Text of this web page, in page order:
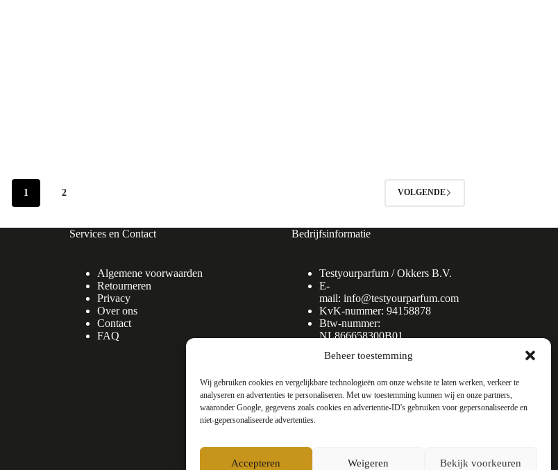
Beheer toestemming
Wij gebruiken cookies en vergelijkbare technologieën om onze website te laten werken, verkeer te
analyseren en advertenties te personaliseren. Met uw toestemming kunnen wij en onze partners,
waaronder Google, gegevens zoals cookies en advertentie-ID's gebruiken voor gepersonaliseerde en
niet-gepersonaliseerde advertenties.
Accepteren Weigeren Bekijk voorkeuren
1 2 VOLGENDE
Services en Contact
Algemene voorwaarden
Retourneren
Privacy
Over ons
Contact
FAQ
Bedrijfsinformatie
Testyourparfum /Okkers B.V.
E-
mail: info@testyourparfum.com
KvK-nummer: 94158878
Btw-nummer:
NL866658300B01